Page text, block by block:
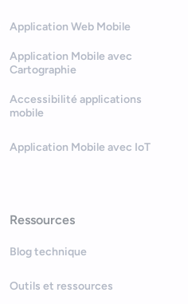
Application Web Mobile
Application Mobile avec
Cartographie
Accessibilité applications
mobile
Application Mobile avec IoT
Ressources
Blog technique
Outils et ressources